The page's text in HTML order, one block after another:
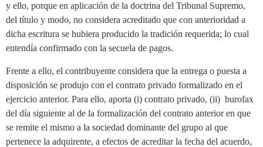
y ello, porque en aplicación de la doctrina del Tribunal Supremo,
del título y modo, no considera acreditado que con anterioridad a
dicha escritura se hubiera producido la tradición requerida; lo cual
entendía confirmado con la secuela de pagos.
Frente a ello, el contribuyente considera que la entrega o puesta a
disposición se produjo con el contrato privado formalizado en el
ejercicio anterior. Para ello, aporta (i) contrato privado, (ii) burofax
del día siguiente al de la formalización del contrato anterior en que
se remite el mismo a la sociedad dominante del grupo al que
pertenece la adquirente, a efectos de acreditar la fecha del acuerdo,